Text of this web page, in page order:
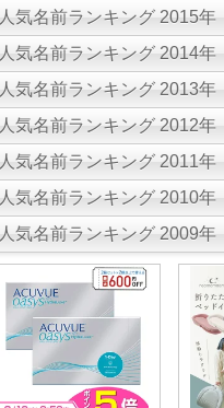
人気名前ランキング 2015年
人気名前ランキング 2014年
人気名前ランキング 2013年
人気名前ランキング 2012年
人気名前ランキング 2011年
人気名前ランキング 2010年
人気名前ランキング 2009年